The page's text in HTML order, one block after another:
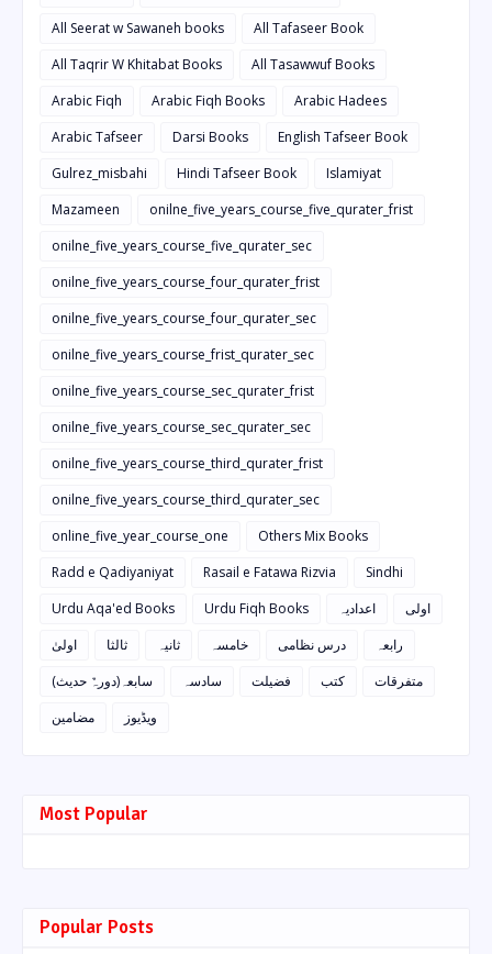
All Seerat w Sawaneh books
All Tafaseer Book
All Taqrir W Khitabat Books
All Tasawwuf Books
Arabic Fiqh
Arabic Fiqh Books
Arabic Hadees
Arabic Tafseer
Darsi Books
English Tafseer Book
Gulrez_misbahi
Hindi Tafseer Book
Islamiyat
Mazameen
onilne_five_years_course_five_qurater_frist
onilne_five_years_course_five_qurater_sec
onilne_five_years_course_four_qurater_frist
onilne_five_years_course_four_qurater_sec
onilne_five_years_course_frist_qurater_sec
onilne_five_years_course_sec_qurater_frist
onilne_five_years_course_sec_qurater_sec
onilne_five_years_course_third_qurater_frist
onilne_five_years_course_third_qurater_sec
online_five_year_course_one
Others Mix Books
Radd e Qadiyaniyat
Rasail e Fatawa Rizvia
Sindhi
Urdu Aqa'ed Books
Urdu Fiqh Books اعدادیہ
اولی
اولیٰ
ثالثا ثانیہ خامسہ درس نظامی
رابعہ
سابعہ(دورہٌ حدیث)
سادسہ فضیلت کتب
متفرقات
مضامین
ویڈیوز
Most Popular
Popular Posts